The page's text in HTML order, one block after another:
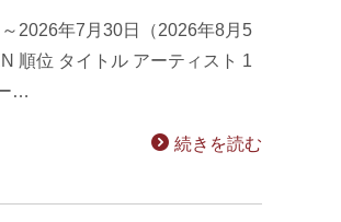
2026年7月30日（2026年8月5
順位 タイトル アーティスト 1
…
続きを読む